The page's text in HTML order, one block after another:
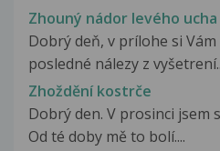
Zhouný nádor levého ucha
Dobrý deň, v prílohe si
posledné nálezy z
Zhoždění kostrče
Dobrý den. V prosinci jsem
Od té doby mě to bolí....